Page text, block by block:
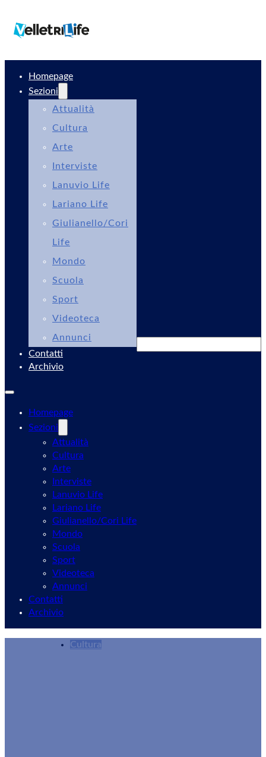
Homepage
Sezioni
Attualità
Cultura
Arte
Interviste
Lanuvio Life
Lariano Life
Giulianello/Cori
Life
Mondo
Scuola
Sport
Videoteca
Annunci
Contatti
Archivio
Homepage
Sezioni
Attualità
Cultura
Arte
Interviste
Lanuvio Life
Lariano Life
Giulianello/Cori Life
Mondo
Scuola
Sport
Videoteca
Annunci
Contatti
Archivio
Cultura